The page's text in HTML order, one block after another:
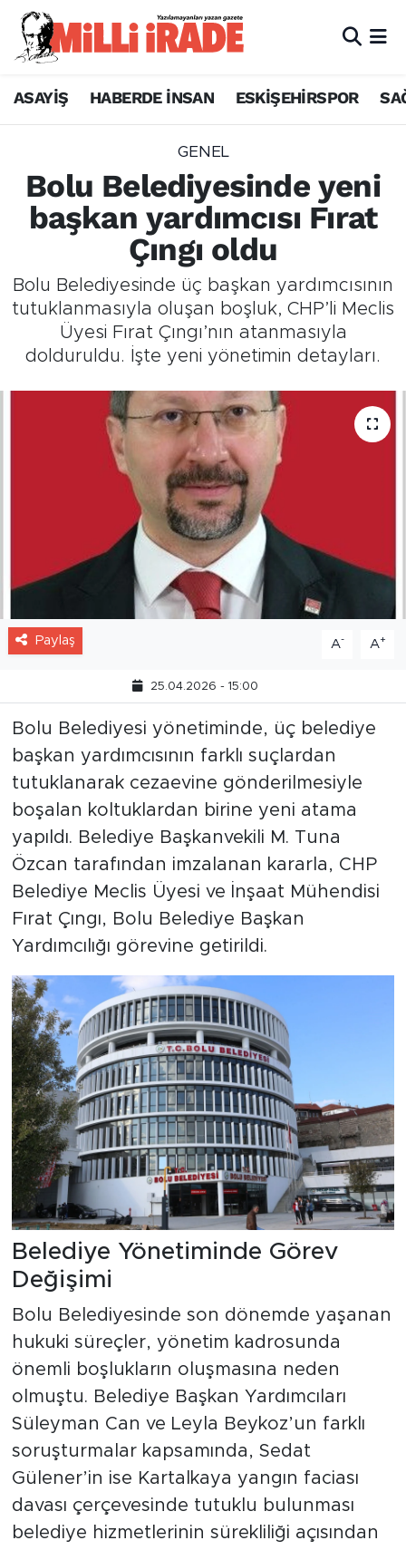
ASAYİŞ HABERDE İNSAN ESKİŞEHİRSPOR
GENEL
Bolu Belediyesinde yeni
başkan yardımcısı Fırat
Çıngı oldu
Bolu Belediyesinde üç başkan yardımcısının
tutuklanmasıyla oluşan boşluk, CHP’li Meclis
Üyesi Fırat Çıngı’nın atanmasıyla
dolduruldu. İşte yeni yönetimin detayları.
Paylaş A- A+
25.04.2026 - 15:00
Bolu Belediyesi yönetiminde, üç belediye
başkan yardımcısının farklı suçlardan
tutuklanarak cezaevine gönderilmesiyle
boşalan koltuklardan birine yeni atama
yapıldı. Belediye Başkanvekili M. Tuna
Özcan tarafından imzalanan kararla, CHP
Belediye Meclis Üyesi ve İnşaat Mühendisi
Fırat Çıngı, Bolu Belediye Başkan
Yardımcılığı görevine getirildi.
Belediye Yönetiminde Görev
Değişimi
Bolu Belediyesinde son dönemde yaşanan
hukuki süreçler, yönetim kadrosunda
önemli boşlukların oluşmasına neden
olmuştu. Belediye Başkan Yardımcıları
Süleyman Can ve Leyla Beykoz’un farklı
soruşturmalar kapsamında, Sedat
Gülener’in ise Kartalkaya yangın faciası
davası çerçevesinde tutuklu bulunması
belediye hizmetlerinin sürekliliği açısından